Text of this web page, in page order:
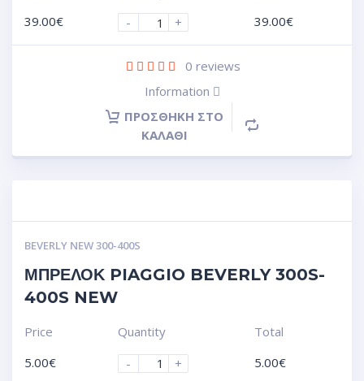
39.00€
-
+
39.00€
0 reviews
Information
ΠΡΟΣΘΉΚΗ ΣΤΟ
ΚΑΛΆΘΙ
BEVERLY NEW 300-400S
ΜΠΡΕΛΟΚ PIAGGIO BEVERLY 300S-
400S NEW
Price
5.00€
Quantity
-
+
Total
5.00€